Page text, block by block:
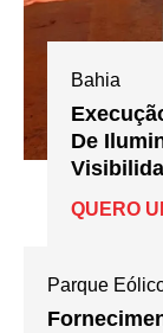
Bahia
De
QUERO
Parque